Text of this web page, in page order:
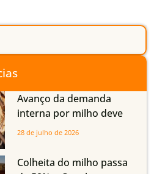
Avanço da demanda
interna por milho deve
compensar aumento da
em Mato Grosso, aponta
28 de julho de 2026
Colheita do milho passa